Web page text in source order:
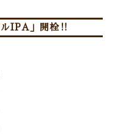
ルIPA」開栓‼